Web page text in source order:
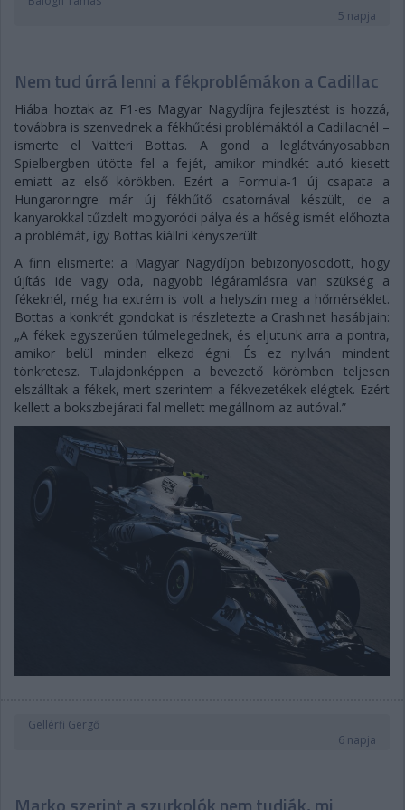
5 napja
Nem tud úrrá lenni a fékproblémákon a Cadillac
Hiába hoztak az F1-es Magyar Nagydíjra fejlesztést is hozzá,
továbbra is szenvednek a fékhűtési problémáktól a Cadillacnél –
ismerte el Valtteri Bottas. A gond a leglátványosabban
Spielbergben ütötte fel a fejét, amikor mindkét autó kiesett
emiatt az első körökben. Ezért a Formula-1 új csapata a
Hungaroringre már új fékhűtő csatornával készült, de a
kanyarokkal tűzdelt mogyoródi pálya és a hőség ismét előhozta
a problémát, így Bottas kiállni kényszerült.
A finn elismerte: a Magyar Nagydíjon bebizonyosodott, hogy
újítás ide vagy oda, nagyobb légáramlásra van szükség a
fékeknél, még ha extrém is volt a helyszín meg a hőmérséklet.
Bottas a konkrét gondokat is részletezte a Crash.net hasábjain:
„A fékek egyszerűen túlmelegednek, és eljutunk arra a pontra,
amikor belül minden elkezd égni. És ez nyilván mindent
tönkretesz. Tulajdonképpen a bevezető körömben teljesen
elszálltak a fékek, mert szerintem a fékvezetékek elégtek. Ezért
kellett a bokszbejárati fal mellett megállnom az autóval.”
Gellérfi Gergő
6 napja